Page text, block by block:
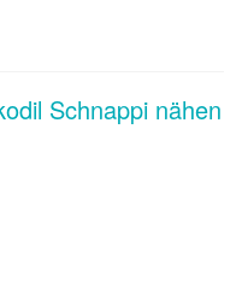
Schnappi nähen